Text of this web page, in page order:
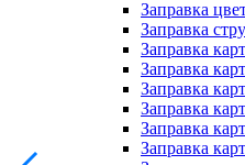
Заправка
Заправка
Заправка
Заправка
Заправка
Заправка
Заправка
Заправка